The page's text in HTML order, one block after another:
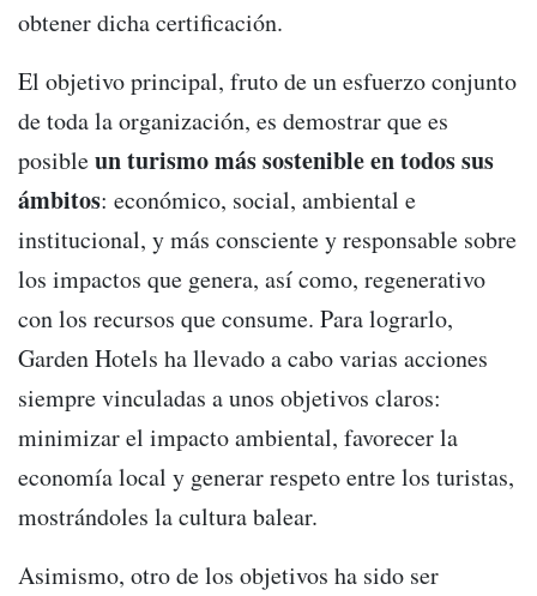
obtener dicha certificación.
El objetivo principal, fruto de un esfuerzo conjunto
de toda la organización, es demostrar que es
posibleun turismo más sostenible en todos sus
ámbitos: económico, social, ambiental e
institucional, y más consciente y responsable sobre
los impactos que genera, así como, regenerativo
con los recursos que consume. Para lograrlo,
Garden Hotels ha llevado a cabo varias acciones
siempre vinculadas a unos objetivos claros:
minimizar el impacto ambiental, favorecer la
economía local y generar respeto entre los turistas,
mostrándoles la cultura balear.
Asimismo, otro de los objetivos ha sido ser